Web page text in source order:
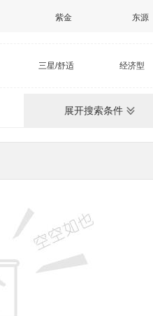
紫金 东源
三星/舒适 经济型
展开搜索条件